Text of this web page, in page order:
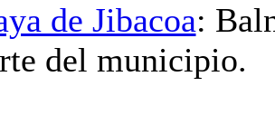
de Jibacoa:
del municipio.